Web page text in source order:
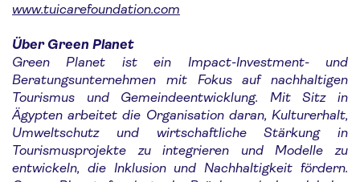
www.tuicarefoundation.com
Über Green Planet
Green Planet ist ein Impact-Investment- und
Beratungsunternehmen mit Fokus auf nachhaltigen
Tourismus und Gemeindeentwicklung. Mit Sitz in
Ägypten arbeitet die Organisation daran, Kulturerhalt,
Umweltschutz und wirtschaftliche Stärkung in
Tourismusprojekte zu integrieren und Modelle zu
entwickeln, die Inklusion und Nachhaltigkeit fördern.